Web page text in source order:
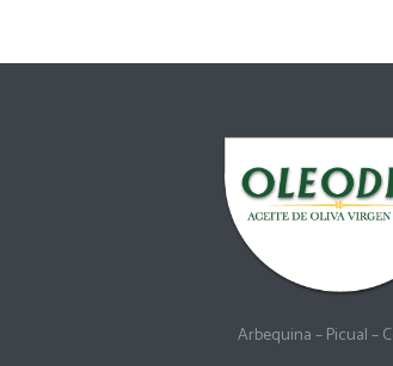
Arbequina–Picual–